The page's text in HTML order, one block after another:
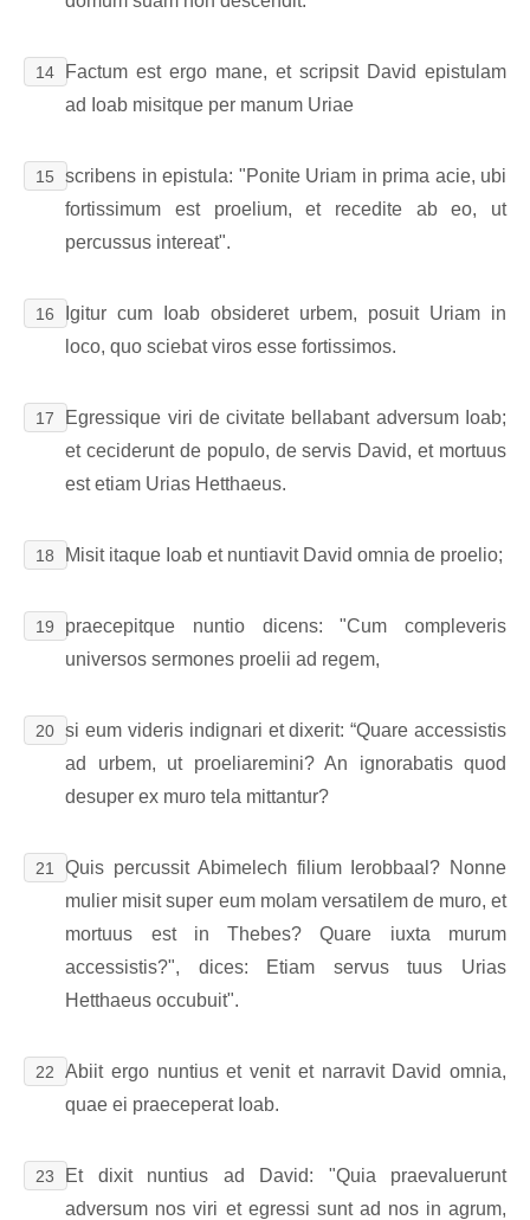
14
Factum est ergo mane, et scripsit David epistulam
ad Ioab misitque per manum Uriae
15
scribens in epistula: "Ponite Uriam in prima acie, ubi
fortissimum est proelium, et recedite ab eo, ut
percussus intereat".
16
Igitur cum Ioab obsideret urbem, posuit Uriam in
loco, quo sciebat viros esse fortissimos.
17
Egressique viri de civitate bellabant adversum Ioab;
et ceciderunt de populo, de servis David, et mortuus
est etiam Urias Hetthaeus.
18 Misit itaque Ioab et nuntiavit David omnia de proelio;
19
praecepitque nuntio dicens: "Cum compleveris
universos sermones proelii ad regem,
20 si eum videris indignari et dixerit: “Quare accessistis
ad urbem, ut proeliaremini? An ignorabatis quod
desuper ex muro tela mittantur?
21
Quis percussit Abimelech filium Ierobbaal? Nonne
mulier misit super eum molam versatilem de muro, et
mortuus est in Thebes? Quare iuxta murum
accessistis?", dices: Etiam servus tuus Urias
Hetthaeus occubuit".
22
Abiit ergo nuntius et venit et narravit David omnia,
quae ei praeceperat Ioab.
23
Et dixit nuntius ad David: "Quia praevaluerunt
adversum nos viri et egressi sunt ad nos in agrum,